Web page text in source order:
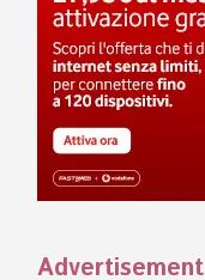
Advertisement